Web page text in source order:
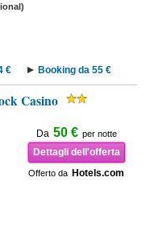
€ Booking da 55 €
Casino
Da 50 € per notte
Dettagli dell'offerta
Offerto da Hotels.com